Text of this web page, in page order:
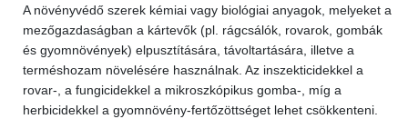
A növényvédő szerek kémiai vagy biológiai anyagok, melyeket a
mezőgazdaságban a kártevők (pl. rágcsálók, rovarok, gombák
és gyomnövények) elpusztítására, távoltartására, illetve a
terméshozam növelésére használnak. Az inszekticidekkel a
rovar-, a fungicidekkel a mikroszkópikus gomba-, míg a
herbicidekkel a gyomnövény-fertőzöttséget lehet csökkenteni.